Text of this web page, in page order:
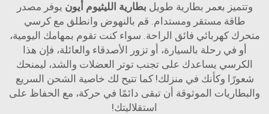
وتتميز بعمر بطارية طويل بطارية الليثيوم أيون يوفر مصدر
طاقة مستقر ومستدام. قم بالنهوض وانطلق مع كرسي
متحرك كهربائي فائق الراحة. سواء كنت تقوم بمهامك اليومية،
أو في رحلة بالسيارة، أو تزور الأصدقاء والعائلة، فإن هذا
الكرسي يساعدك على تجنب توتر العضلات والشد، ليمنحك
شعورًا وكأنك في منزلك! كما تتيح لك خاصية الشحن السريع
والبطاريات الموثوقة أن تبقى دائمًا في حركة، مع الحفاظ على
استقلاليتك!